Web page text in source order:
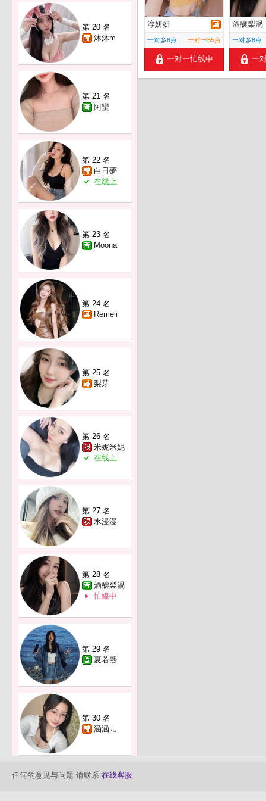
第 20 名
沐沐m
第 21 名
阿蠻
第 22 名
白日夢
在线上
第 23 名
Moona
第 24 名
Remeii
第 25 名
梨芽
第 26 名
米妮米妮
在线上
第 27 名
水漫漫
第 28 名
酒釀梨渦
忙線中
第 29 名
夏若熙
第 30 名
涵涵ㄦ
淳妍妍
一对多8点 一对一35点
一对一忙线中
酒釀梨渦
一对多8点
一
任何的意见与问题 请联系 在线客服